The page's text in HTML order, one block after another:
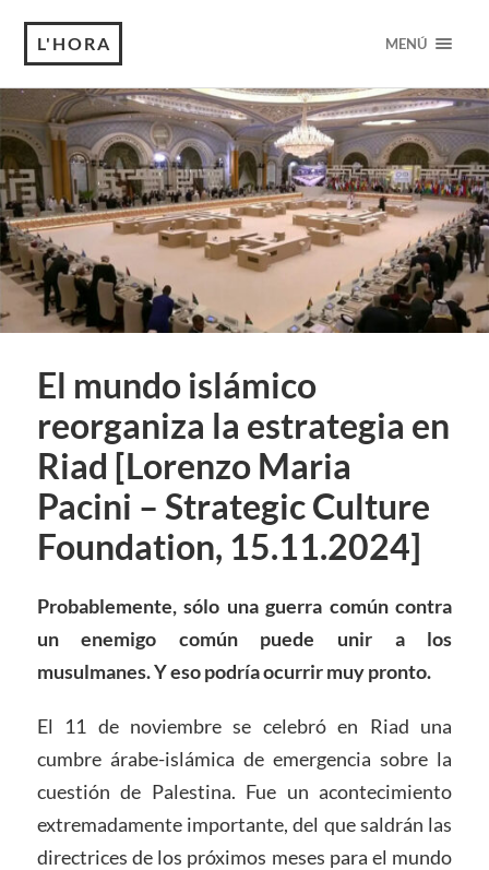
L'HORA MENÚ
El mundo islámico
reorganiza la estrategia en
Riad [Lorenzo Maria
Pacini – Strategic Culture
Foundation, 15.11.2024]
Probablemente, sólo una guerra común contra
un enemigo común puede unir a los
musulmanes. Y eso podría ocurrir muy pronto.
El 11 de noviembre se celebró en Riad una
cumbre árabe-islámica de emergencia sobre la
cuestión de Palestina. Fue un acontecimiento
extremadamente importante, del que saldrán las
directrices de los próximos meses para el mundo